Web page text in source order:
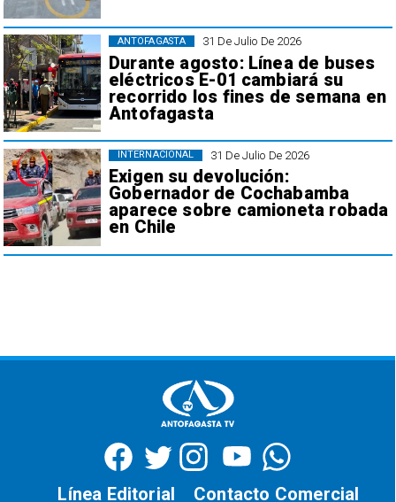
31 De Julio De 2026
Durante agosto: Línea de buses
eléctricos E-01 cambiará su
recorrido los fines de semana en
Antofagasta
ANTOFAGASTA
31 De Julio De 2026
Exigen su devolución:
Gobernador de Cochabamba
aparece sobre camioneta robada
en Chile
INTERNACIONAL
Contacto Comercial
Línea Editorial